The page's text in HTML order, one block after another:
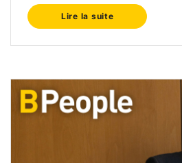
Lire la suite